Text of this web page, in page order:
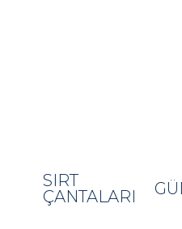
SIRT
ÇANTALARI